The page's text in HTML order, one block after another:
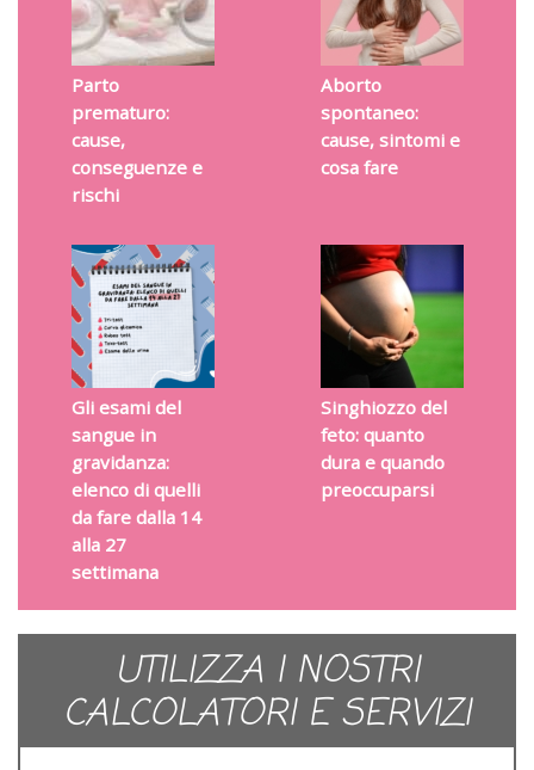
Parto
prematuro:
cause,
conseguenze e
rischi
Aborto
spontaneo:
cause, sintomi e
cosa fare
Gli esami del
sangue in
gravidanza:
elenco di quelli
da fare dalla 14
alla 27
settimana
Singhiozzo del
feto: quanto
dura e quando
preoccuparsi
UTILIZZA I NOSTRI
CALCOLATORI E SERVIZI